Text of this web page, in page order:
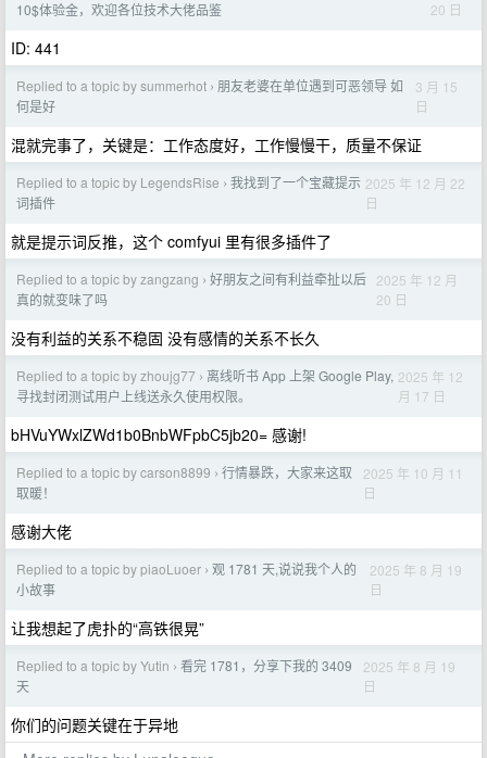
10$体验金，欢迎各位技术大佬品鉴
20 日
ID: 441
Replied to a topic by summerhot › 朋友老婆在单位遇到可恶领导 如
何是好
3 月 15
日
混就完事了，关键是：工作态度好，工作慢慢干，质量不保证
Replied to a topic by LegendsRise › 我找到了一个宝藏提示
词插件
2025 年 12 月 22
日
就是提示词反推，这个 comfyui 里有很多插件了
Replied to a topic by zangzang › 好朋友之间有利益牵扯以后
真的就变味了吗
2025 年 12 月
20 日
没有利益的关系不稳固 没有感情的关系不长久
Replied to a topic by zhoujg77 › 离线听书 App 上架 Google Play,
寻找封闭测试用户上线送永久使用权限。
2025 年 12
月 17 日
bHVuYWxlZWd1b0BnbWFpbC5jb20= 感谢!
Replied to a topic by carson8899 › 行情暴跌，大家来这取
取暖！
2025 年 10 月 11
日
感谢大佬
Replied to a topic by piaoLuoer › 观 1781 天,说说我个人的
小故事
2025 年 8 月 19
日
让我想起了虎扑的“高铁很晃”
Replied to a topic by Yutin › 看完 1781，分享下我的 3409
天
2025 年 8 月 19
日
你们的问题关键在于异地